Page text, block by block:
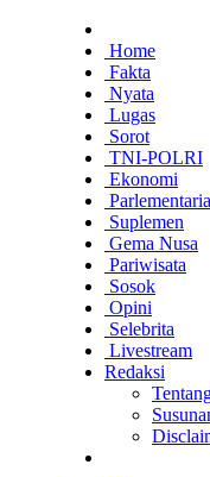
Home
Fakta
Nyata
Lugas
Sorot
TNI-POLRI
Ekonomi
Parlementaria
Suplemen
Gema Nusa
Pariwisata
Sosok
Opini
Selebrita
Livestream
Redaksi